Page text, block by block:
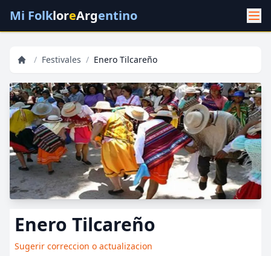
Mi FolkloreArgentino
/ Festivales / Enero Tilcareño
Enero Tilcareño
Sugerir correccion o actualizacion